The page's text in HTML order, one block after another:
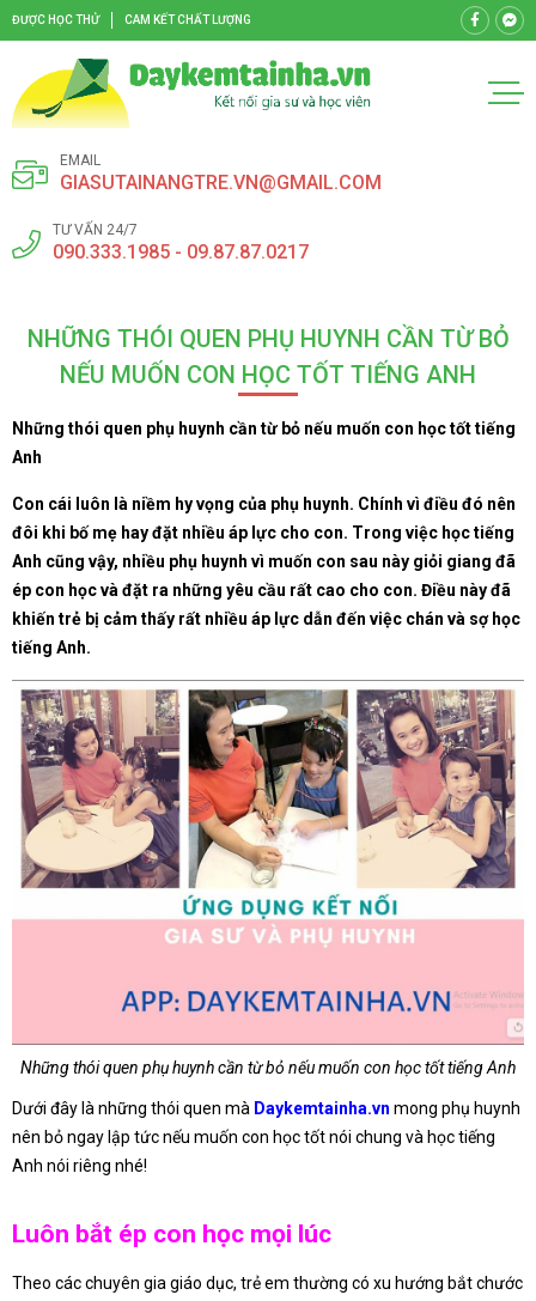
ĐƯỢC HỌC THỬ CAM KẾT CHẤT LƯỢNG
EMAIL
GIASUTAINANGTRE.VN@GMAIL.COM
TƯ VẤN 24/7
090.333.1985 - 09.87.87.0217
NHỮNG THÓI QUEN PHỤ HUYNH CẦN TỪ BỎ
NẾU MUỐN CON HỌC TỐT TIẾNG ANH
Những thói quen phụ huynh cần từ bỏ nếu muốn con học tốt tiếng
Anh
Con cái luôn là niềm hy vọng của phụ huynh. Chính vì điều đó nên
đôi khi bố mẹ hay đặt nhiều áp lực cho con. Trong việc học tiếng
Anh cũng vậy, nhiều phụ huynh vì muốn con sau này giỏi giang đã
ép con học và đặt ra những yêu cầu rất cao cho con. Điều này đã
khiến trẻ bị cảm thấy rất nhiều áp lực dẫn đến việc chán và sợ học
tiếng Anh.
Những thói quen phụ huynh cần từ bỏ nếu muốn con học tốt tiếng Anh
Dưới đây là những thói quen mà Daykemtainha.vn mong phụ huynh
nên bỏ ngay lập tức nếu muốn con học tốt nói chung và học tiếng
Anh nói riêng nhé!
Luôn bắt ép con học mọi lúc
Theo các chuyên gia giáo dục, trẻ em thường có xu hướng bắt chước